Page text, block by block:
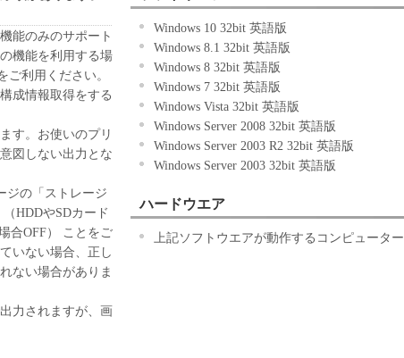
IF YOU DO
OF THIS
as used
displaying) the
or via network
Computer to
shall abide by the
borne by you
herein, and
能のみのサポート
機能を利用する場
利用ください。
成情報取得をする
す。お使いのプリ
図しない出力とな
ジの「ストレージ
HDDやSDカード
合OFF） ことをご
いない場合、正し
ない場合がありま
力されますが、画
Windows 10 32bit 英語版
Windows 8.1 32bit 英語版
Windows 8 32bit 英語版
Windows 7 32bit 英語版
Windows Vista 32bit 英語版
Windows Server 2008 32bit 英語版
Windows Server 2003 R2 32bit 英語版
Windows Server 2003 32bit 英語版
ハードウエア
上記ソフトウエアが動作するコンピューター